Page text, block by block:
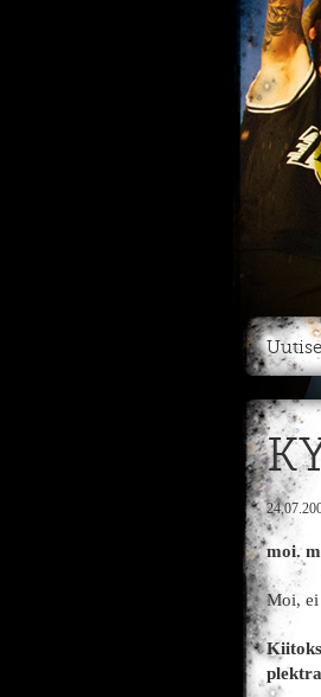
moi.
Moi, ei